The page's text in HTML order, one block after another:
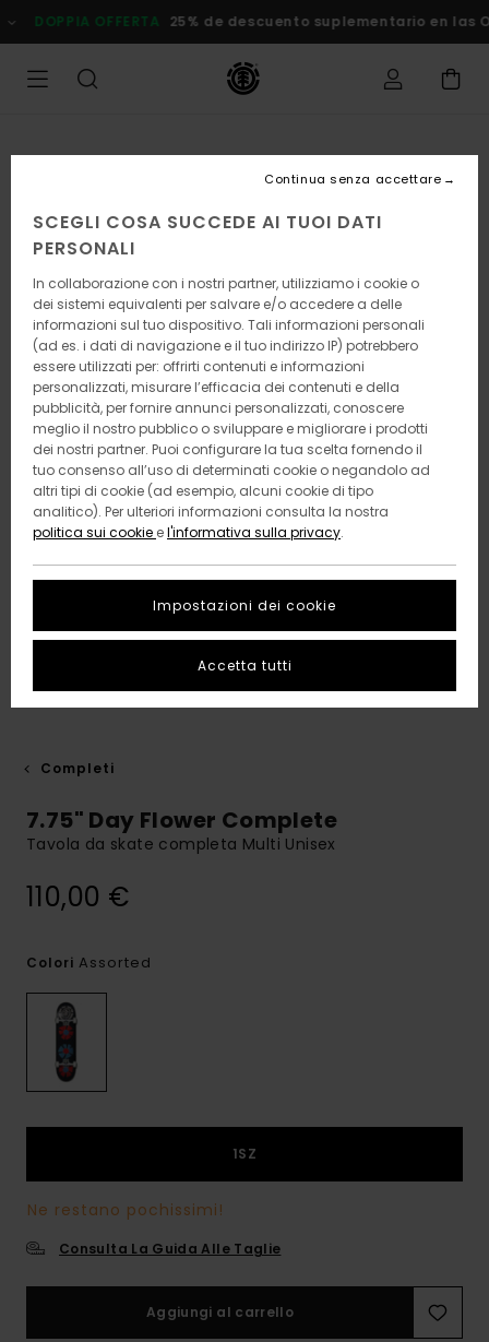
alle
informazioni
prodotto
DOPPIA OFFERTA 25% de descuento suplementario en las
Completi
7.75" Day Flower Complete
Tavola da skate completa Multi Unisex
110,00 €
Colori Assorted
1SZ
Ne restano pochissimi!
Consulta La Guida Alle Taglie
Aggiungi al carrello
SCEGLI COSA SUCCEDE AI TUOI DATI
PERSONALI
In collaborazione con i nostri partner, utilizziamo i cookie o
dei sistemi equivalenti per salvare e/o accedere a delle
informazioni sul tuo dispositivo. Tali informazioni personali
(ad es. i dati di navigazione e il tuo indirizzo IP) potrebbero
essere utilizzati per: offrirti contenuti e informazioni
personalizzati, misurare l’efficacia dei contenuti e della
pubblicità, per fornire annunci personalizzati, conoscere
meglio il nostro pubblico o sviluppare e migliorare i prodotti
dei nostri partner. Puoi configurare la tua scelta fornendo il
tuo consenso all’uso di determinati cookie o negandolo ad
altri tipi di cookie (ad esempio, alcuni cookie di tipo
analitico). Per ulteriori informazioni consulta la nostra
politica sui cookie el'informativa sulla privacy.
Impostazioni dei cookie
Continua senza accettare
Accetta tutti